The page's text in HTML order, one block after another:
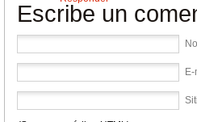
Escribe un